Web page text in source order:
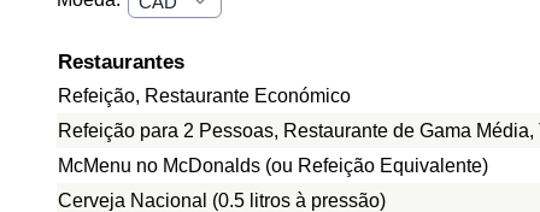
Restaurantes
Refeição, Restaurante Económico
Refeição para 2 Pessoas, Restaurante de Gama Média,
McMenu no McDonalds (ou Refeição Equivalente)
Cerveja Nacional (0.5 litros à pressão)